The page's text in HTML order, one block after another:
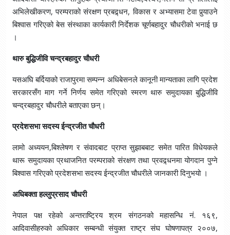
अभिलेखीकरण, परम्पराको संरक्षण प्रबद्र्धन, विकास र अभ्यासमा टेवा पुर्‍याउने
बिश्वास गरिएको बेस संस्थाका कार्यकारी निर्देशक चूर्णबहादुर चौधरीको भनाई छ
।
थारु बुद्धिजीवि चन्द्रबहादुर चौधरी
यसअघि बर्दियाको राजापुरमा सम्पन्न अधिबेसनले कानूनी मान्यताका लागि प्रदेश
सरकारसँग माग गर्ने निर्णय समेत गरिएको स्मरण थारु समुदायका बुद्धिजीवि
चन्द्रबहादुर चौधरीले बताएका छन्।
प्रदेशसभा सदस्य ईन्द्रजीत चौधरी
लामो अध्ययन,बिश्लेषण र संवादबाट प्राप्त सुझाबबाट समेत पारित विधेयकले
थारू समुदायका प्रथाजनित परम्पराको संरक्षण तथा प्रवद्र्धनमा योगदान पुग्ने
बिश्वास गरिएको प्रदेशसभा सदस्य ईन्द्रजीत चौधरीले जानकारी दिनुभयो ।
अधिबक्ता हल्लुप्रसाद चौधरी
नेपाल पक्ष रहेको अन्तराष्ट्रिय श्रम संगठनको महासन्धि नं. १६९,
आदिवासीहरुको अधिकार सम्बन्धी संयुक्त राष्ट्र संघ घोषणापत्र २००७,